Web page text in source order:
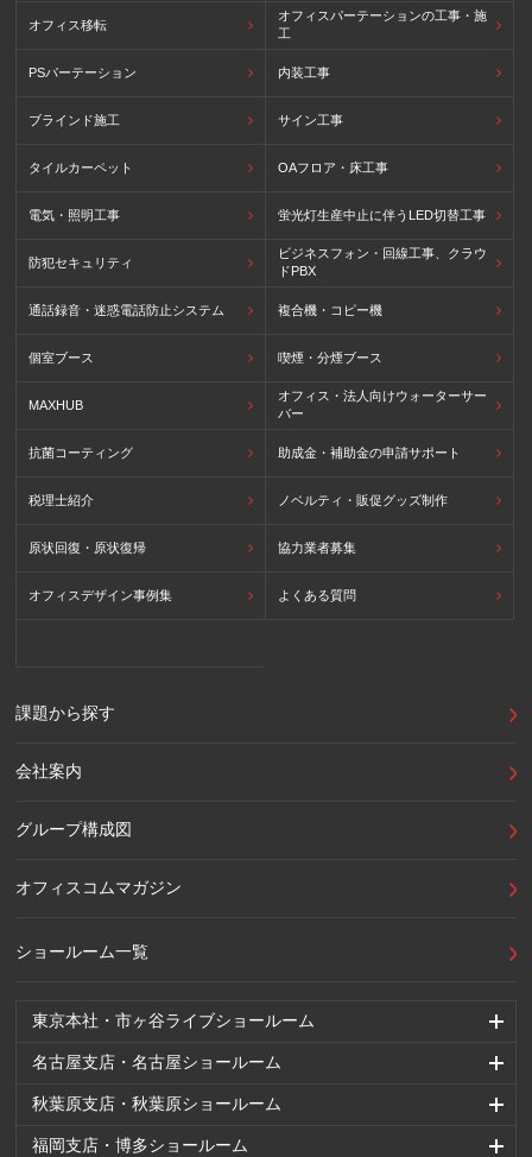
東京本社・市ヶ谷ライブショールーム
名古屋支店・名古屋ショールーム
秋葉原支店・秋葉原ショールーム
福岡支店・博多ショールーム
オフィス移転
オフィスパーテーションの工事・施
工
PSパーテーション 内装工事
ブラインド施工 サイン工事
タイルカーペット OAフロア・床工事
電気・照明工事 蛍光灯生産中止に伴うLED切替工事
防犯セキュリティ
ビジネスフォン・回線工事、クラウ
ドPBX
通話録音・迷惑電話防止システム 複合機・コピー機
個室ブース 喫煙・分煙ブース
MAXHUB
オフィス・法人向けウォーターサー
バー
抗菌コーティング 助成金・補助金の申請サポート
税理士紹介 ノベルティ・販促グッズ制作
原状回復・原状復帰 協力業者募集
オフィスデザイン事例集 よくある質問
課題から探す
会社案内
グループ構成図
オフィスコムマガジン
ショールーム一覧